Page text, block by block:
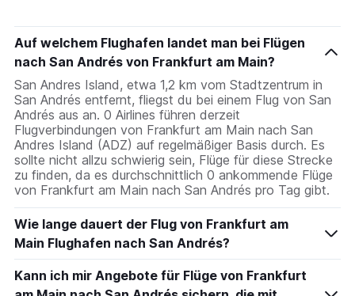
Auf welchem Flughafen landet man bei Flügen
nach San Andrés von Frankfurt am Main?
San Andres Island, etwa 1,2 km vom Stadtzentrum in
San Andrés entfernt, fliegst du bei einem Flug von San
Andrés aus an. 0 Airlines führen derzeit
Flugverbindungen von Frankfurt am Main nach San
Andres Island (ADZ) auf regelmäßiger Basis durch. Es
sollte nicht allzu schwierig sein, Flüge für diese Strecke
zu finden, da es durchschnittlich 0 ankommende Flüge
von Frankfurt am Main nach San Andrés pro Tag gibt.
Wie lange dauert der Flug von Frankfurt am
Main Flughafen nach San Andrés?
Kann ich mir Angebote für Flüge von Frankfurt